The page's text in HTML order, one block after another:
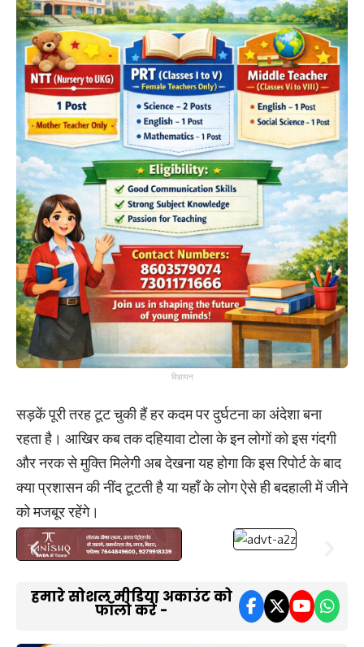
विज्ञापन
सड़कें पूरी तरह टूट चुकी हैं हर कदम पर दुर्घटना का अंदेशा बना
रहता है। आखिर कब तक दहियावा टोला के इन लोगों को इस गंदगी
और नरक से मुक्ति मिलेगी अब देखना यह होगा कि इस रिपोर्ट के बाद
क्या प्रशासन की नींद टूटती है या यहाँ के लोग ऐसे ही बदहाली में जीने
को मजबूर रहेंगे।
हमारे सोशल मीडिया अकाउंट को
फॉलो करें -